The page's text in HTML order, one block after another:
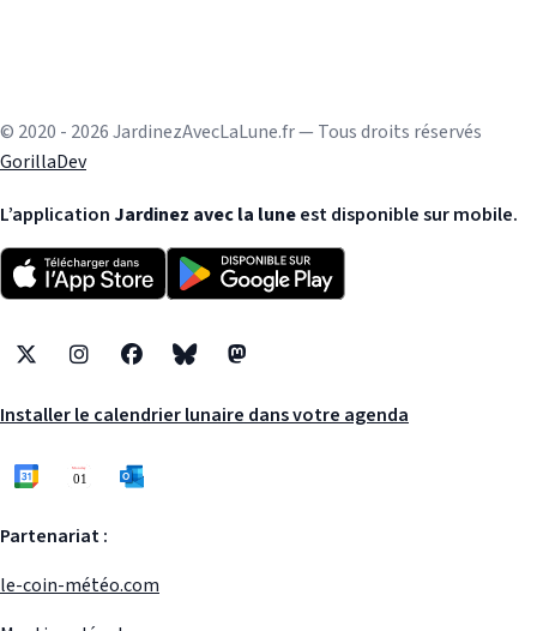
© 2020 - 2026 JardinezAvecLaLune.fr — Tous droits réservés
GorillaDev
L’application Jardinez avec la luneest disponible sur mobile.
X InstagramFacebookBlueskyMastodon
Installer le calendrier lunaire dans votre agenda
Partenariat :
le-coin-météo.com